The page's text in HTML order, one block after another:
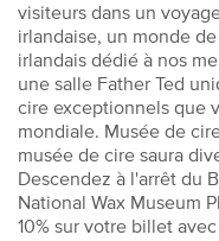
visiteurs dans un
irlandaise, un monde
irlandais dédié à nos
une salle Father Ted
cire exceptionnels que
mondiale. Musée de
musée de cire saura
Descendez à l'arrêt du
National Wax Museum
10% sur votre billet